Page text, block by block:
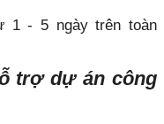
1 - 5 ngày trên toàn
trợ dự án công